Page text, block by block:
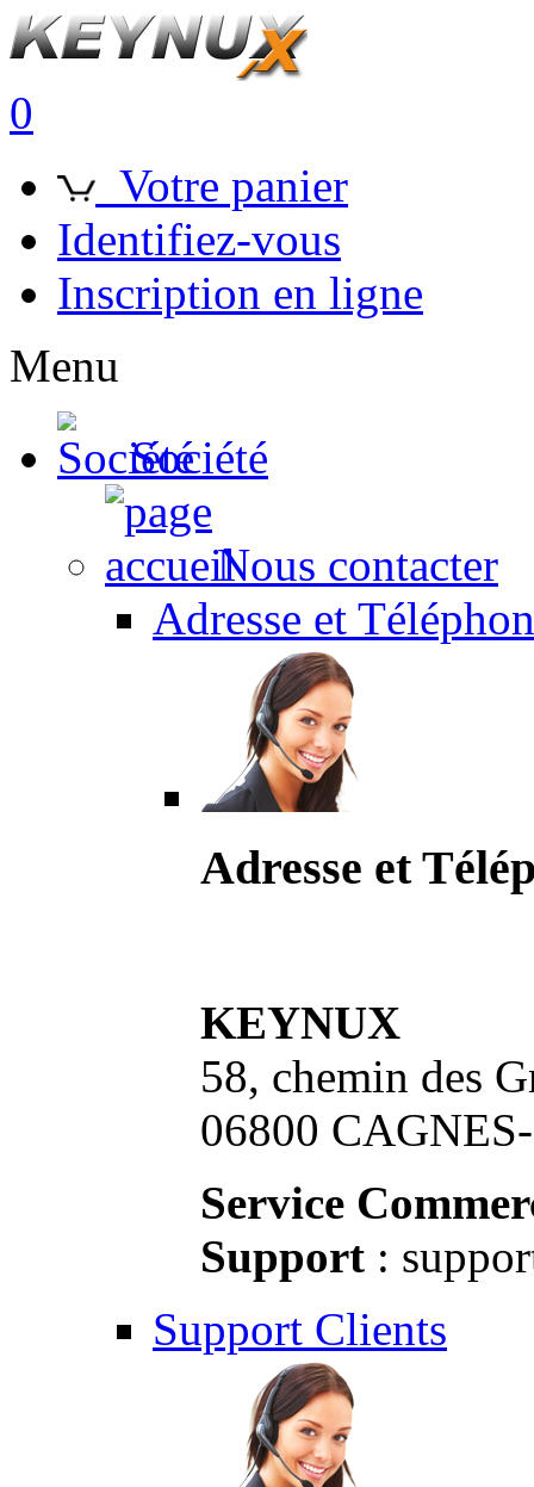
0
Votre panier
Identifiez-vous
Inscription en ligne
Menu
Société
Nous contacter
Adresse et
Adresse et
KEYNUX
58, chemin des
06800
Service
Support :
Support Clients